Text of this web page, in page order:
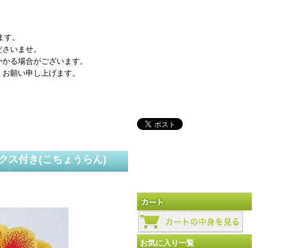
。
いませ。
る場合がございます。
願い申し上げます。
ス付き(こちょうらん)
お気に入り一覧